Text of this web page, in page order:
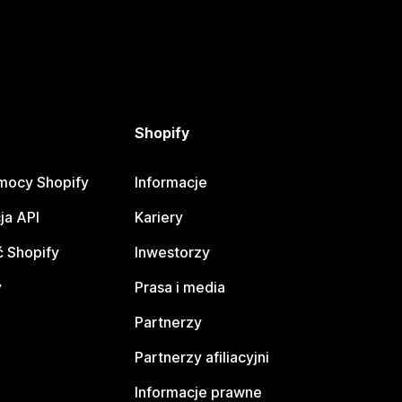
Shopify
API
Shopify
Shopify
Informacje
Kariery
Inwestorzy
Prasa i media
Partnerzy
Partnerzy afiliacyjni
Informacje prawne